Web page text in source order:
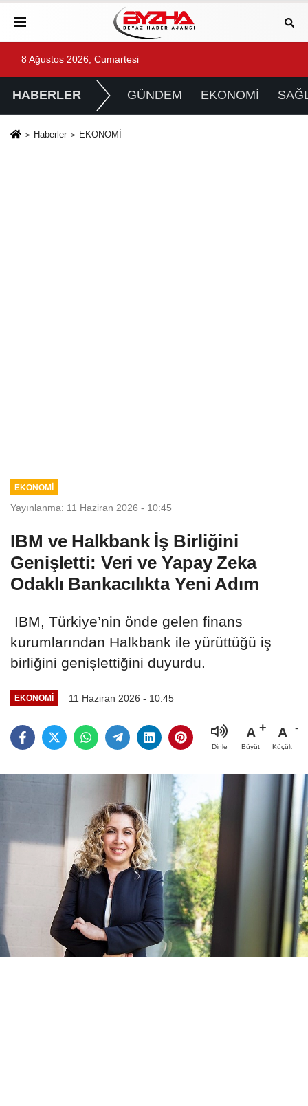
8 Ağustos 2026, Cumartesi
HABERLER GÜNDEM EKONOMİ
Haberler EKONOMİ
EKONOMİ
Yayınlanma: 11 Haziran 2026 - 10:45
IBM ve Halkbank İş Birliğini
Genişletti: Veri ve Yapay Zeka
Odaklı Bankacılıkta Yeni Adım
IBM, Türkiye’nin önde gelen finans
kurumlarından Halkbank ile yürüttüğü iş
birliğini genişlettiğini duyurdu.
EKONOMİ 11 Haziran 2026 - 10:45
Dinle
A
Büyüt
A
Küçült